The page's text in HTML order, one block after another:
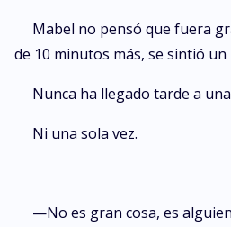
Mabel no pensó que fuera
de 10 minutos más, se sintió un
Nunca ha llegado tarde a
Ni una sola vez.
—No es gran cosa, es